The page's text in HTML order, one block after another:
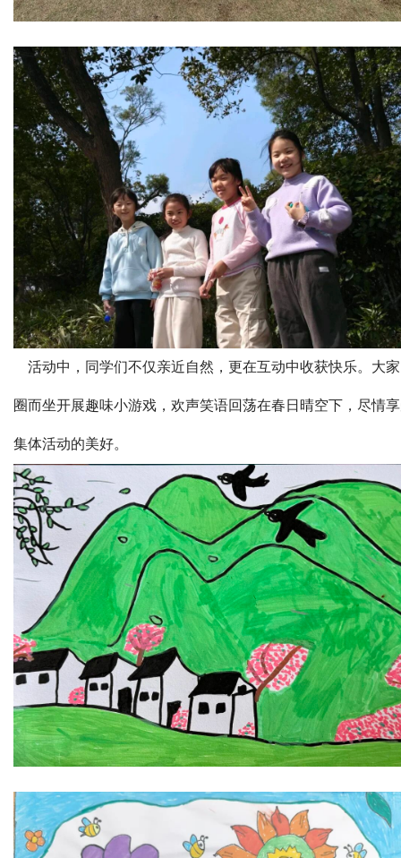
活动中，同学们不仅亲近自然，更在互动中收获快乐。大
圈而坐开展趣味小游戏，欢声笑语回荡在春日晴空下，尽情
集体活动的美好。